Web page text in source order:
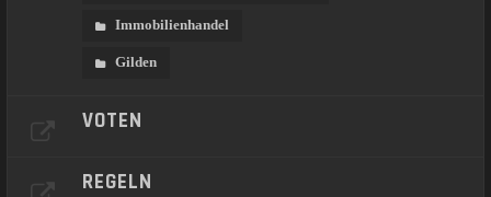
Immobilienhandel
Gilden
VOTEN
REGELN